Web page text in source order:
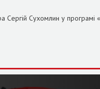
Сухомлин у програмі